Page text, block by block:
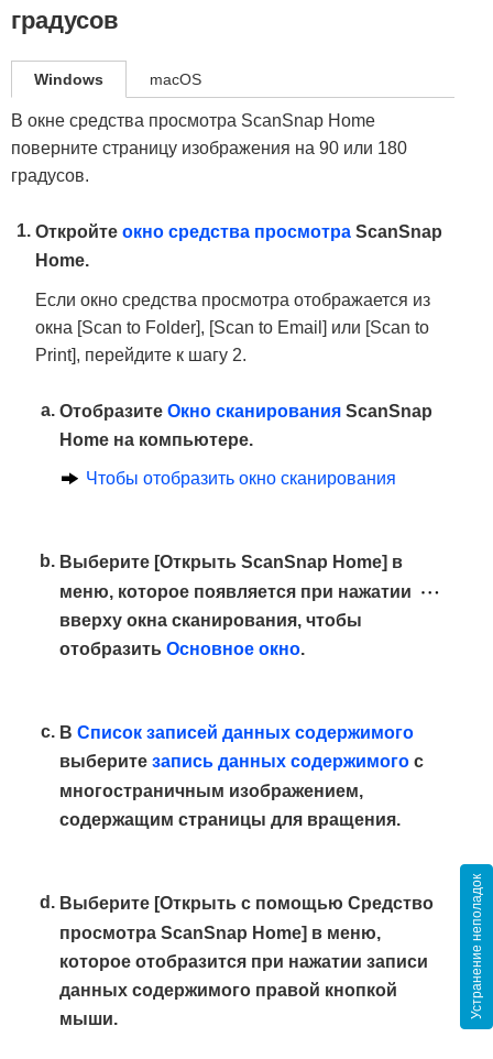
градусов
Windows
В окне средства просмотра ScanSnap Home
поверните страницу изображения на 90 или 180
градусов.
Откройте окно средства просмотра ScanSnap
Home.
Если окно средства просмотра отображается из
окна [Scan to Folder], [Scan to Email] или [Scan to
Print], перейдите к шагу 2.
Отобразите Окно сканирования ScanSnap
Home на компьютере.
Чтобы отобразить окно сканирования
Выберите [Открыть ScanSnap Home] в
меню, которое появляется при нажатии
вверху окна сканирования, чтобы
отобразить Основное окно.
В Список записей данных содержимого
выберите запись данных содержимого с
многостраничным изображением,
содержащим страницы для вращения.
Выберите [Открыть с помощью Средство
просмотра ScanSnap Home] в меню,
которое отобразится при нажатии записи
данных содержимого правой кнопкой
мыши.
macOS
Устранение неполадок